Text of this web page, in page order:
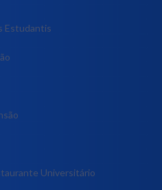
Estudantis
Universitário